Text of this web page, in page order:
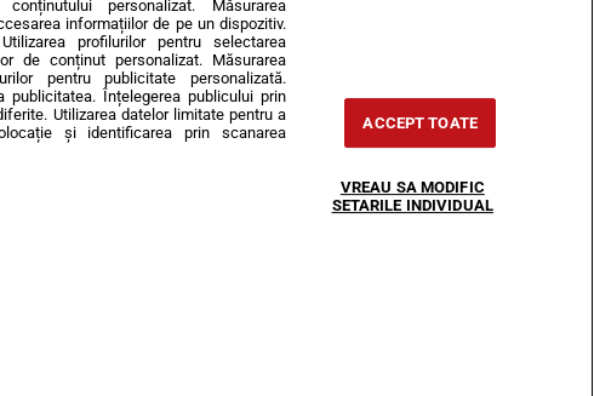
Horoscop
personalizat. Măsurarea
informațiilor de pe un dispozitiv.
profilurilor pentru selectarea
de conținut personalizat. Măsurarea
pentru publicitate personalizată.
Înțelegerea publicului prin
Utilizarea datelor limitate pentru a
și identificarea prin scanarea
ACCEPT TOATE
VREAU SA MODIFIC
SETARILE INDIVIDUAL